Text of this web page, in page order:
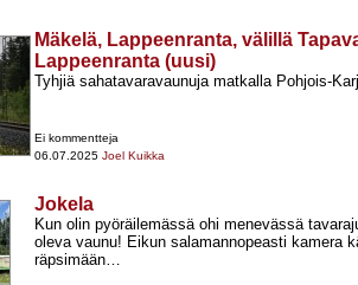
Mäkelä, Lappeenranta, välillä
Lappeenranta (uusi)
Tyhjiä sahatavaravaunuja matkalla Pohjois-​
Ei kommentteja
06.07.2025 Joel Kuikka
Jokela
Kun olin pyöräilemässä ohi menevässä
oleva vaunu! Eikun salamannopeasti kamera
räpsimään…